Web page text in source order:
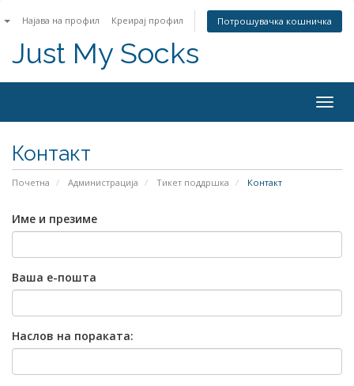
Најава на профил Креирај профил Потрошувачка кошничка
Just My Socks
Контакт
Почетна Администрација Тикет поддршка Контакт
Име и презиме
Ваша е-пошта
Наслов на пораката: